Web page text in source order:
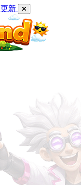
更新